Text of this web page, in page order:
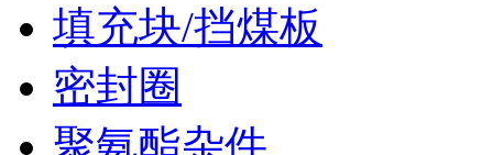
填充块/挡煤板
密封圈
聚氨酯杂件